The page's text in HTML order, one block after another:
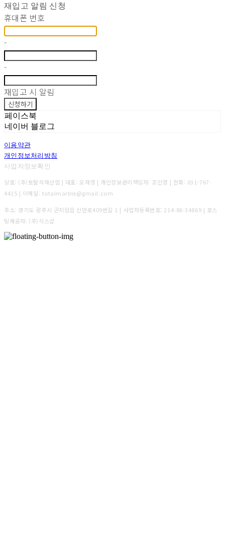
재입고 알림 신청
휴대폰 번호
-
-
재입고 시 알림
신청하기
페이스북
네이버 블로그
이용약관
개인정보처리방침
사업자정보확인
상호: (주)토탈석재산업 | 대표: 오재영 | 개인정보관리책임자: 조인영 | 전화: 031-767-
4415 | 이메일: totalmarble@gmail.com
주소: 경기도 광주시 곤지암읍 신만로409번길 1 | 사업자등록번호:214-86-34869 | 호스
팅제공자: (주)식스샵